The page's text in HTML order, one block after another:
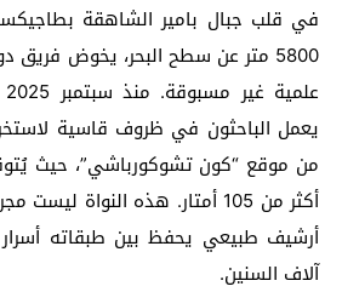
في قلب جبال بامير الشاهقة
5800 متر عن سطح البحر، يخوض
يعمل الباحثون في ظروف قاسية
من موقع “كون تشوكورباشي”، حيث
أكثر من 105 أمتار. هذه النواة
أرشيف طبيعي يحفظ بين طبقاته أسرار
آلاف السنين.